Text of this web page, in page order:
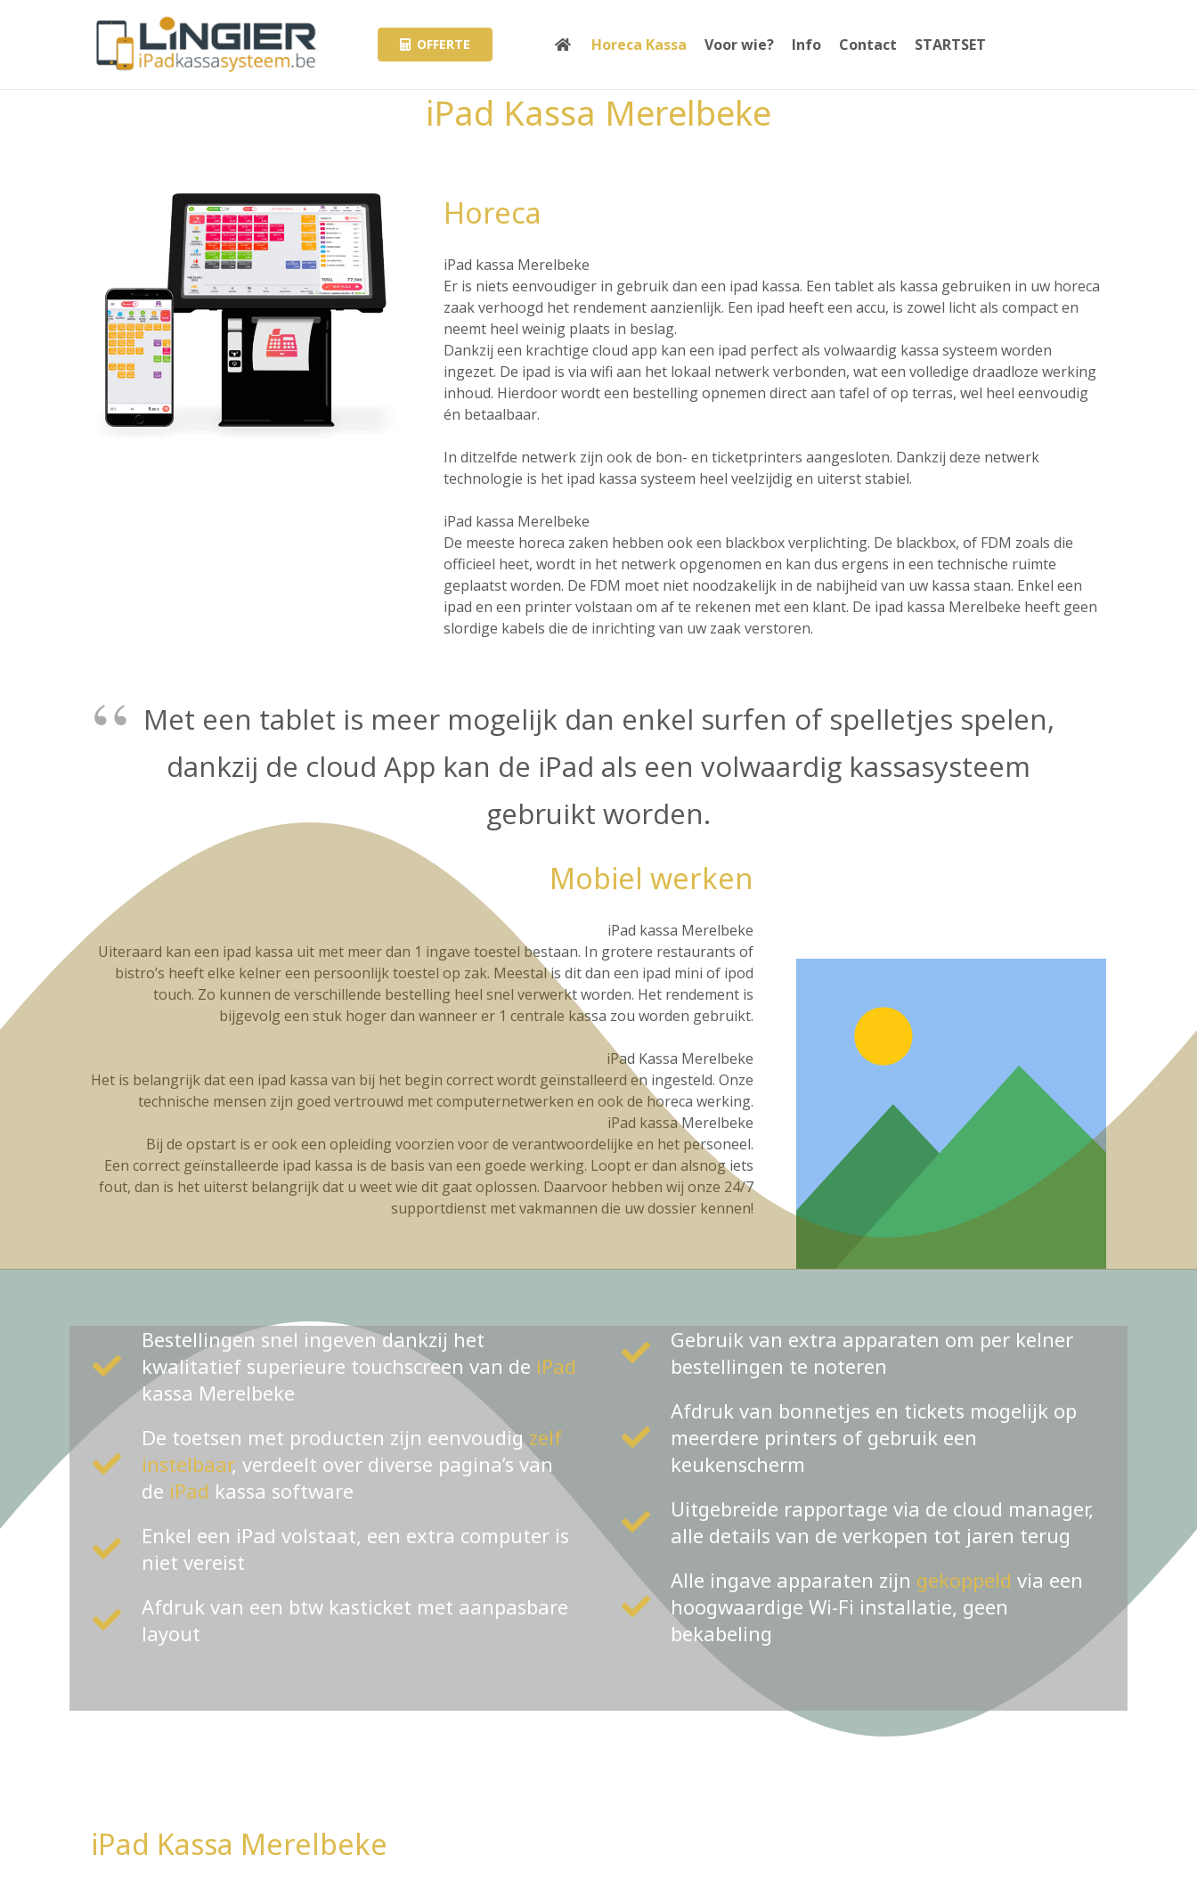
OFFERTE Horeca Kassa Voor wie? Info Contact STARTSET
iPad Kassa Merelbeke
Horeca
iPad kassa Merelbeke
Er is niets eenvoudiger in gebruik dan een ipad kassa. Een tablet als kassa gebruiken in uw horeca
zaak verhoogd het rendement aanzienlijk. Een ipad heeft een accu, is zowel licht als compact en
neemt heel weinig plaats in beslag.
Dankzij een krachtige cloud app kan een ipad perfect als volwaardig kassa systeem worden
ingezet. De ipad is via wifi aan het lokaal netwerk verbonden, wat een volledige draadloze werking
inhoud. Hierdoor wordt een bestelling opnemen direct aan tafel of op terras, wel heel eenvoudig
én betaalbaar.
In ditzelfde netwerk zijn ook de bon- en ticketprinters aangesloten. Dankzij deze netwerk
technologie is het ipad kassa systeem heel veelzijdig en uiterst stabiel.
iPad kassa Merelbeke
De meeste horeca zaken hebben ook een blackbox verplichting. De blackbox, of FDM zoals die
officieel heet, wordt in het netwerk opgenomen en kan dus ergens in een technische ruimte
geplaatst worden. De FDM moet niet noodzakelijk in de nabijheid van uw kassa staan. Enkel een
ipad en een printer volstaan om af te rekenen met een klant. De ipad kassa Merelbeke heeft geen
slordige kabels die de inrichting van uw zaak verstoren.
Met een tablet is meer mogelijk dan enkel surfen of spelletjes spelen,
dankzij de cloud App kan de iPad als een volwaardig kassasysteem
gebruikt worden.
Mobiel werken
iPad kassa Merelbeke
Uiteraard kan een ipad kassa uit met meer dan 1 ingave toestel bestaan. In grotere restaurants of
bistro’s heeft elke kelner een persoonlijk toestel op zak. Meestal is dit dan een ipad mini of ipod
touch. Zo kunnen de verschillende bestelling heel snel verwerkt worden. Het rendement is
bijgevolg een stuk hoger dan wanneer er 1 centrale kassa zou worden gebruikt.
iPad Kassa Merelbeke
Het is belangrijk dat een ipad kassa van bij het begin correct wordt geïnstalleerd en ingesteld. Onze
technische mensen zijn goed vertrouwd met computernetwerken en ook de horeca werking.
iPad kassa Merelbeke
Bij de opstart is er ook een opleiding voorzien voor de verantwoordelijke en het personeel.
Een correct geïnstalleerde ipad kassa is de basis van een goede werking. Loopt er dan alsnog iets
fout, dan is het uiterst belangrijk dat u weet wie dit gaat oplossen. Daarvoor hebben wij onze 24/7
supportdienst met vakmannen die uw dossier kennen!
Bestellingen snel ingeven dankzij het
kwalitatief superieure touchscreen van de iPad
kassa Merelbeke
De toetsen met producten zijn eenvoudigzelf
instelbaar, verdeelt over diverse pagina’s van
de iPad kassa software
Enkel een iPad volstaat, een extra computer is
niet vereist
Afdruk van een btw kasticket met aanpasbare
layout
Gebruik van extra apparaten om per kelner
bestellingen te noteren
Afdruk van bonnetjes en tickets mogelijk op
meerdere printers of gebruik een
keukenscherm
Uitgebreide rapportage via de cloud manager,
alle details van de verkopen tot jaren terug
Alle ingave apparaten zijn gekoppeld via een
hoogwaardige Wi-Fi installatie, geen
bekabeling
iPad Kassa Merelbeke